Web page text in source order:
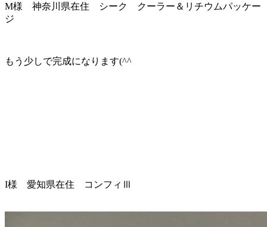
M様 神奈川県在住 シーク クーラー＆リチウムパッケー
ジ
もう少しで完成になります(^^ゞ
I様 愛知県在住 コンフィⅢ